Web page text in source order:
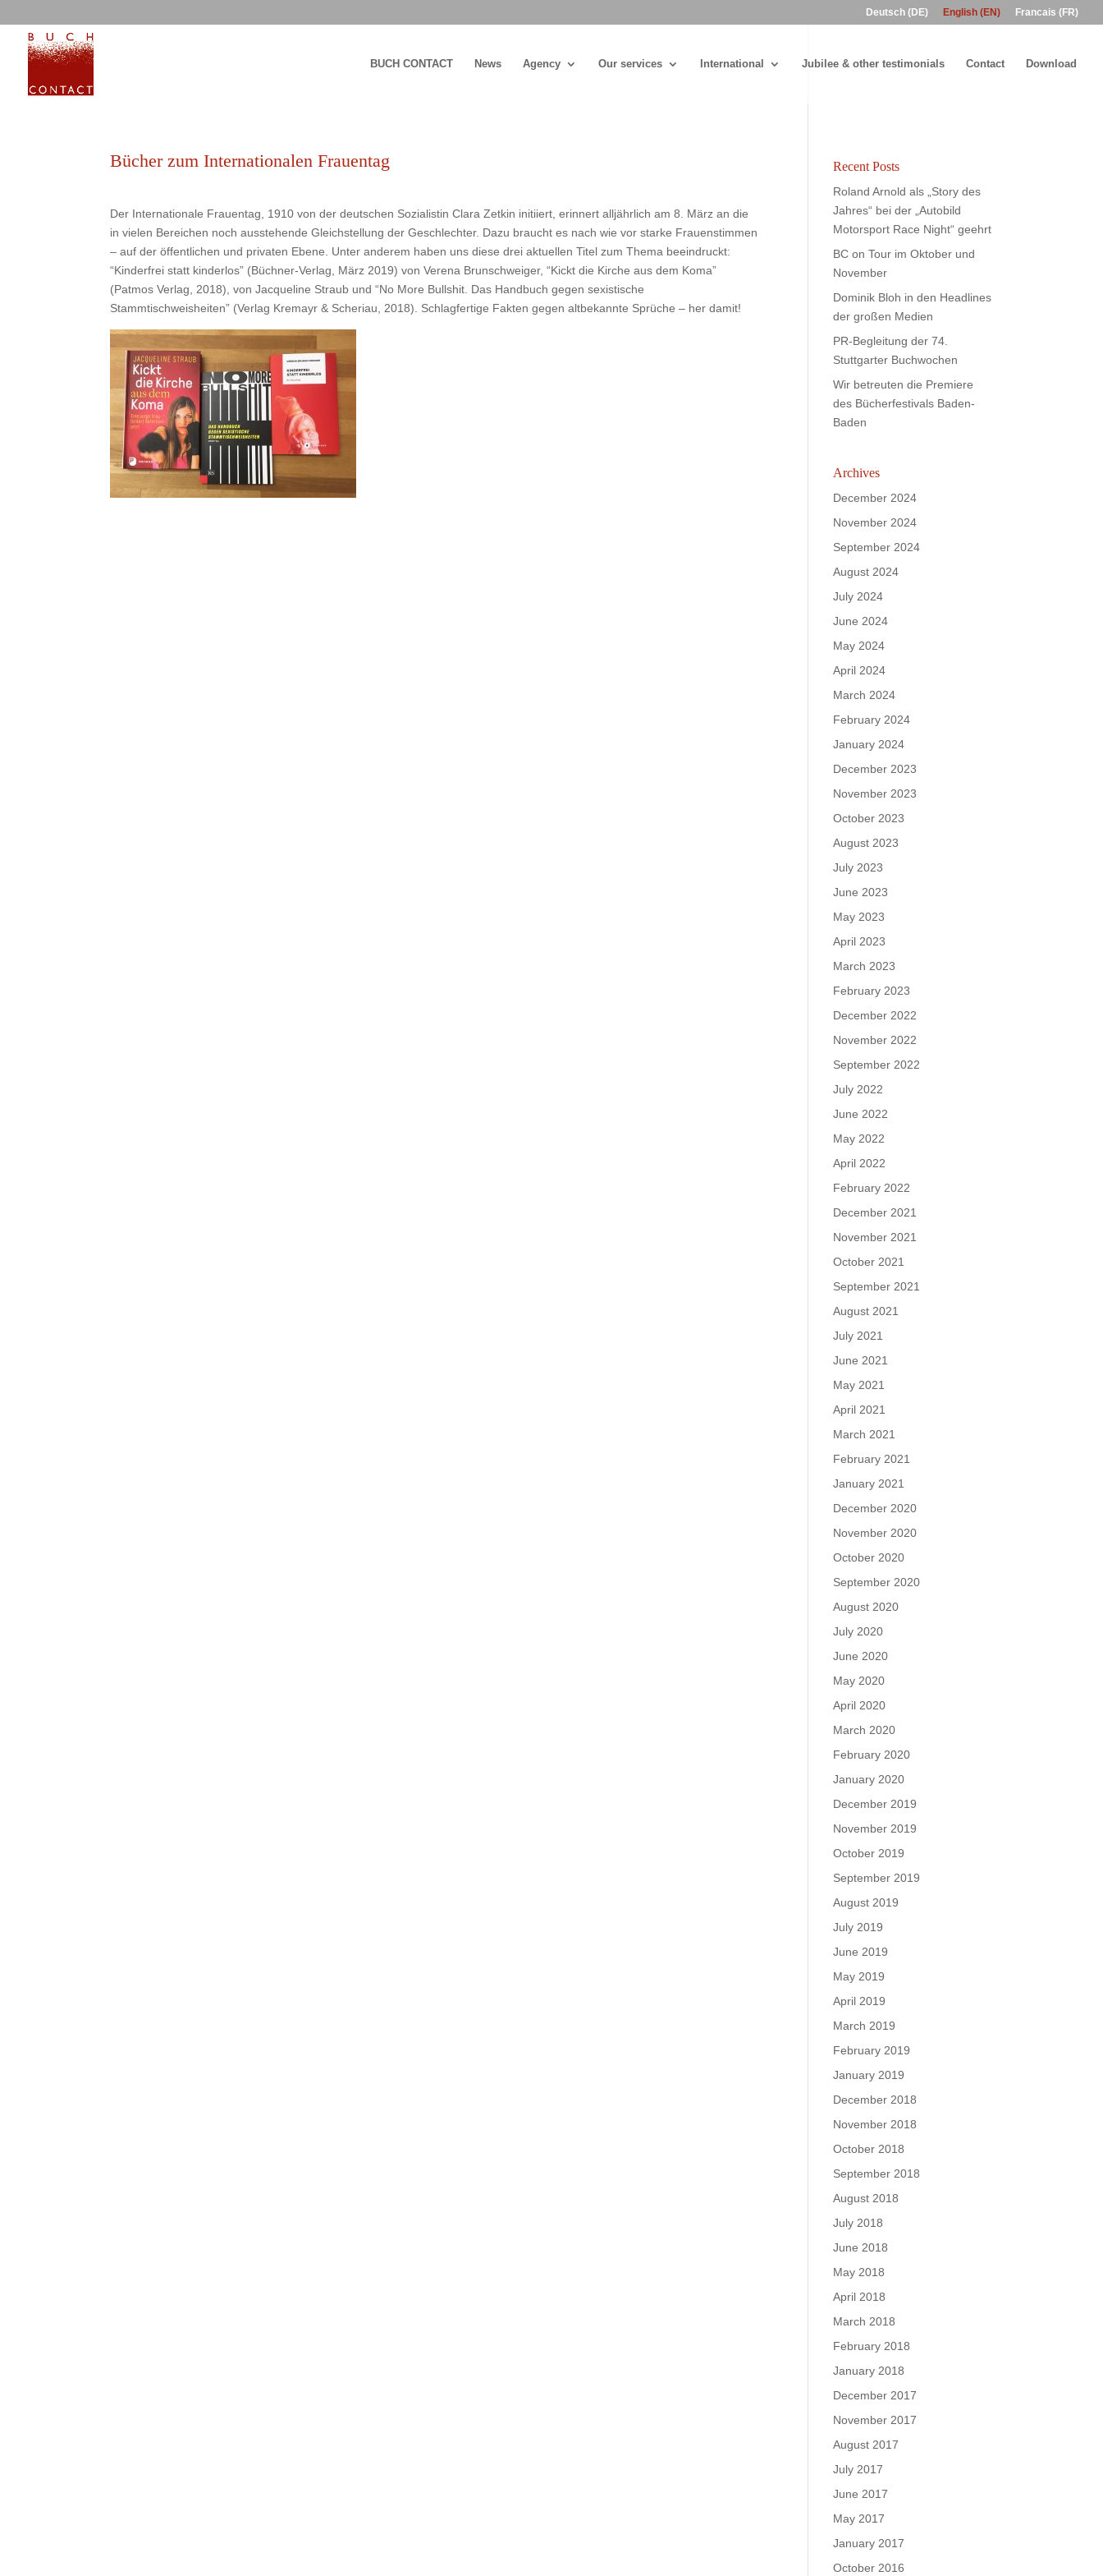
Deutsch (DE) English (EN) Francais (FR)
BUCH CONTACT News Agency Our services International Jubilee & other testimonials Contact Download
Bücher zum Internationalen Frauentag
Der Internationale Frauentag, 1910 von der deutschen Sozialistin Clara Zetkin initiiert, erinnert alljährlich am 8. März an die
in vielen Bereichen noch ausstehende Gleichstellung der Geschlechter. Dazu braucht es nach wie vor starke Frauenstimmen
– auf der öffentlichen und privaten Ebene. Unter anderem haben uns diese drei aktuellen Titel zum Thema beeindruckt:
“Kinderfrei statt kinderlos” (Büchner-Verlag, März 2019) von Verena Brunschweiger, “Kickt die Kirche aus dem Koma”
(Patmos Verlag, 2018), von Jacqueline Straub und “No More Bullshit. Das Handbuch gegen sexistische
Stammtischweisheiten” (Verlag Kremayr & Scheriau, 2018). Schlagfertige Fakten gegen altbekannte Sprüche – her damit!
Recent Posts
Roland Arnold als „Story des
Jahres“ bei der „Autobild
Motorsport Race Night“ geehrt
BC on Tour im Oktober und
November
Dominik Bloh in den Headlines
der großen Medien
PR-Begleitung der 74.
Stuttgarter Buchwochen
Wir betreuten die Premiere
des Bücherfestivals Baden-
Baden
Archives
December 2024
November 2024
September 2024
August 2024
July 2024
June 2024
May 2024
April 2024
March 2024
February 2024
January 2024
December 2023
November 2023
October 2023
August 2023
July 2023
June 2023
May 2023
April 2023
March 2023
February 2023
December 2022
November 2022
September 2022
July 2022
June 2022
May 2022
April 2022
February 2022
December 2021
November 2021
October 2021
September 2021
August 2021
July 2021
June 2021
May 2021
April 2021
March 2021
February 2021
January 2021
December 2020
November 2020
October 2020
September 2020
August 2020
July 2020
June 2020
May 2020
April 2020
March 2020
February 2020
January 2020
December 2019
November 2019
October 2019
September 2019
August 2019
July 2019
June 2019
May 2019
April 2019
March 2019
February 2019
January 2019
December 2018
November 2018
October 2018
September 2018
August 2018
July 2018
June 2018
May 2018
April 2018
March 2018
February 2018
January 2018
December 2017
November 2017
August 2017
July 2017
June 2017
May 2017
January 2017
October 2016